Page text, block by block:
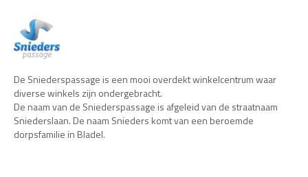
De Sniederspassage is een mooi overdekt winkelcentrum waar
diverse winkels zijn ondergebracht.
De naam van de Sniederspassage is afgeleid van de straatnaam
Sniederslaan. De naam Snieders komt van een beroemde
dorpsfamilie in Bladel.